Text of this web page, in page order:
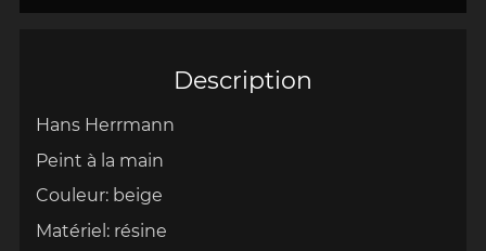
Description
Hans Herrmann
Peint à la main
Couleur: beige
Matériel: résine